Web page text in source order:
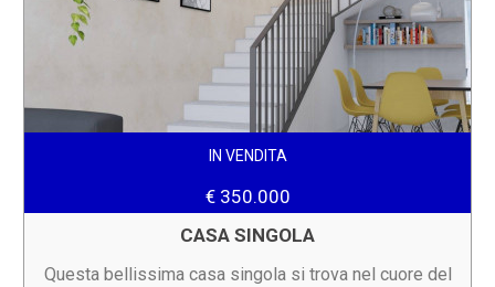
IN VENDITA
€ 350.000
CASA SINGOLA
Questa bellissima casa singola si trova nel cuore del